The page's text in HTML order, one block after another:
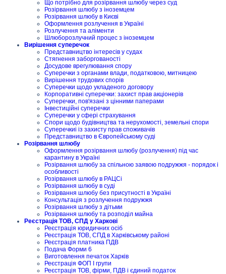
Що потрібно для розірвання шлюбу через суд
Розірвання шлюбу з іноземцем
Розірвання шлюбу в Києві
Оформлення розлучення в Україні
Розлучення та аліменти
Шлюборозлучний процес з іноземцем
Вирішення суперечок
Представництво інтересів у судах
Стягнення заборгованості
Досудове врегулювання спору
Суперечки з органами влади, податковою, митницею
Вирішення трудових спорів
Суперечки щодо укладеного договору
Корпоративні суперечки: захист прав акціонерів
Суперечки, пов'язані з цінними паперами
Інвестиційні суперечки
Суперечки у сфері страхування
Спори щодо будівництва та нерухомості, земельні спори
Суперечкиі із захисту прав споживачів
Представництво в Європейському суді
Розірвання шлюбу
Оформлення розірвання шлюбу (розлучення) під час
карантину в Україні
Розірвання шлюбу за спільною заявою подружжя - порядок і
особливості
Розірвання шлюбу в РАЦСі
Розірвання шлюбу в суді
Розірвання шлюбу без присутності в Україні
Консультація з розлучення подружжя
Розірвання шлюбу з дітьми
Розірвання шлюбу та розподіл майна
Реєстрація ТОВ, СПД у Харкові
Реєстрація юридичних осіб
Реєстрація ТОВ, СПД в Харківському районі
Реєстрація платника ПДВ
Подача Форми 6
Виготовлення печаток Харків
Реєстрація ФОП I групи
Реєстрація ТОВ, фірми, ПДВ і єдиний податок